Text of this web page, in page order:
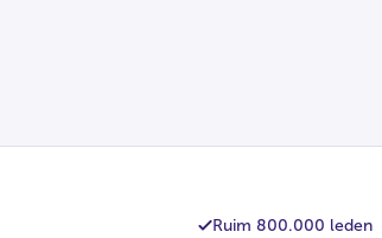
Ruim 800.000 leden